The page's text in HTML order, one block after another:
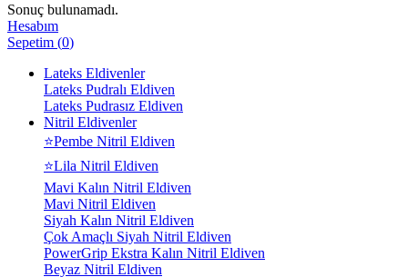
Sonuç bulunamadı.
Hesabım
Sepetim (0)
Lateks Eldivenler
Lateks Pudralı Eldiven
Lateks Pudrasız Eldiven
Nitril Eldivenler
⭐Pembe Nitril Eldiven
⭐Lila Nitril Eldiven
Mavi Kalın Nitril Eldiven
Mavi Nitril Eldiven
Siyah Kalın Nitril Eldiven
Çok Amaçlı Siyah Nitril Eldiven
PowerGrip Ekstra Kalın Nitril Eldiven
Beyaz Nitril Eldiven